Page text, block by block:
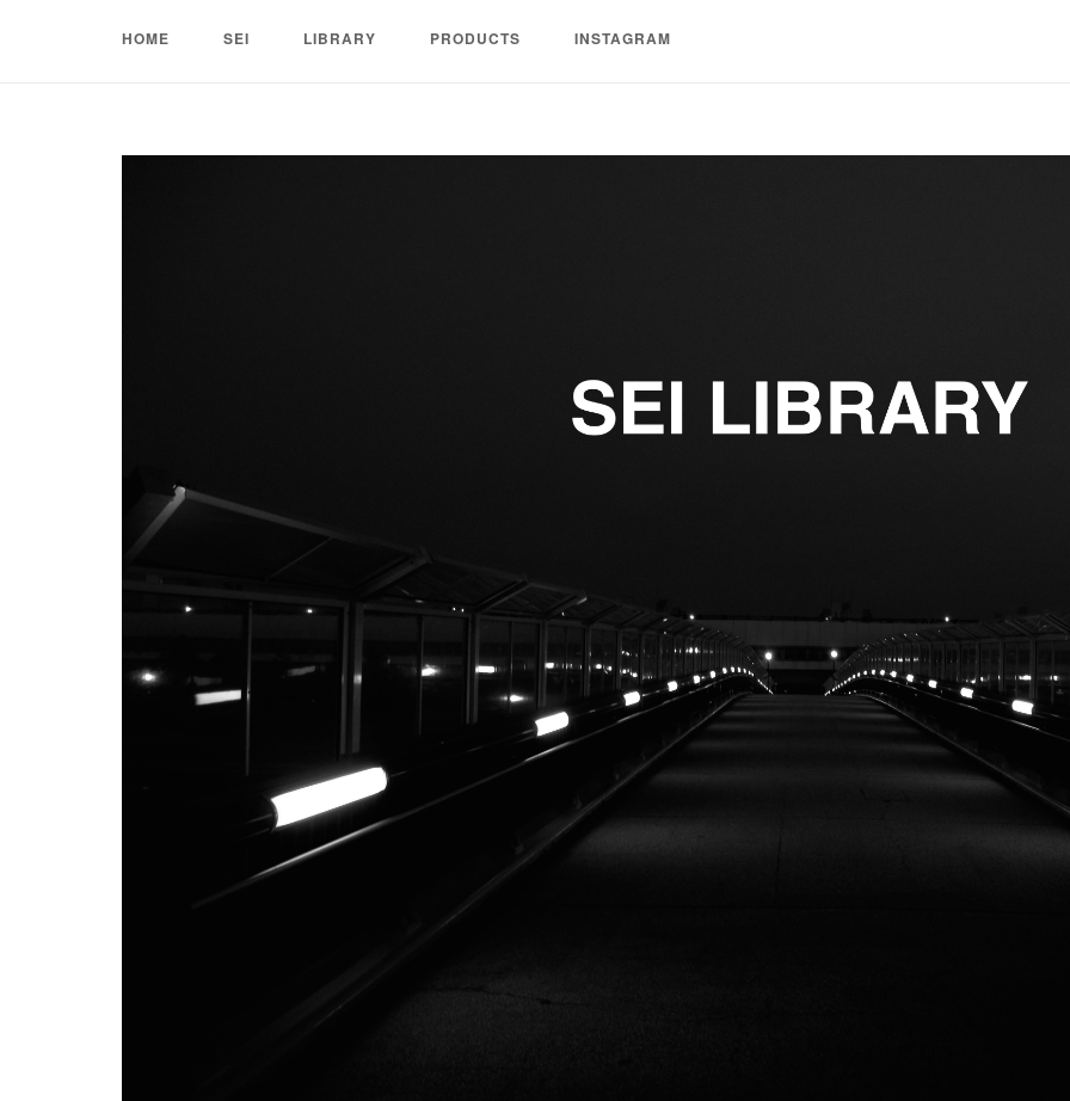
HOME SEI LIBRARY PRODUCTS INSTAGRAM